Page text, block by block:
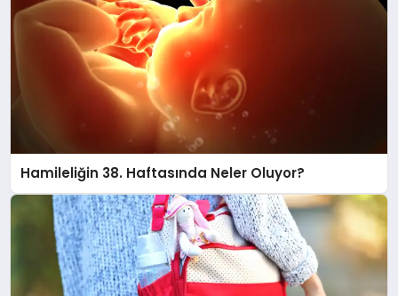
Hamileliğin 38. Haftasında Neler Oluyor?